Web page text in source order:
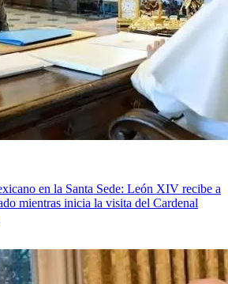
en la Santa Sede: León XIV recibe a
mientras inicia la visita del Cardenal